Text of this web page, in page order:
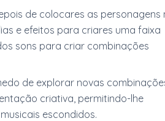
de colocares as personagens
e efeitos para criares uma faixa
sons para criar combinações
de explorar novas
criativa, permitindo-lhe
escondidos.